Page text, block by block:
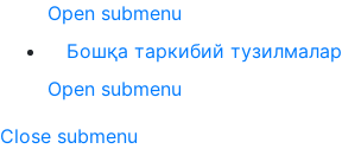
Open submenu
Бошқа таркибий тузилмалар
Open submenu
Close submenu